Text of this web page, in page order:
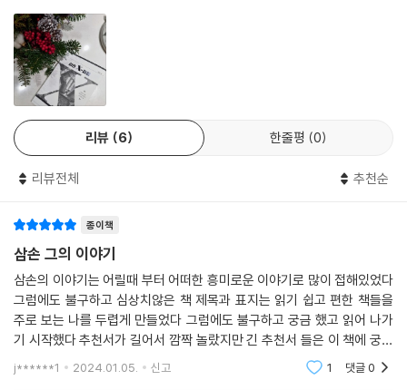
아니라고 말합니다. 오히려 요즘에는 ‘절대 진리’를 찾기보다는 자신의 입
맛에 맞춰서 ‘자신이 원하는 진리’를 만들어 가는 것이 더 인정받는 시대입
니다. 사람들은 이런 모습을 매력적으로 여기고, 이런 모습을 추구하는 사
람을 부러워합니다. 이처럼 우리는 역사적으로 반복되고 있는 또 하나의
사사 시대를 살고 있습니다. ‘절대 진리’가 놀림을 받고 웃음거리가 되는 반
복된 사사 시대를 살고 있습니다. 우리는 이런 시대 상황 속에서 어떻게 살
아야 할까요? 사사 시대를 살았던 사람들의 모습을 통해 우리가 가야 할 길
을 볼 수 있지 않을까요?
사사기 13-16장을 연구하면서 사람들은 크게 두 가지 반응을 보입니다.
첫째, 삼손을 하나님의 구원 계획에 쓰임 받았던 영웅으로 보거나 그리스
도의 예표로 보기도 합니다. 사사기를 읽다 보면 사사 삼손이 하나님께 쓰
임을 받은 것 같기도 합니다. 둘째, 이와 반대로 삼손을 사랑에 끌려다니다
가 마침내 두 눈이 뽑히고 처참하게 죽은 실패한 사람으로 봅니다. 이처럼
삼손에 대한 평가가 극과 극으로 나눠지는 이유는 성공과 실패라는 이분법
적 논리에 따라 판단하려는 시대적인 흐름 때문일 수 있습니다.
한 장점을 가지고 있습니다. 본서는 이와 같은 구속사적인 접근을 통해 오
늘을 사는 성도들의 정체성이 무엇인지를 다시 한번 묵상하게 만듭니다.
저자의 『삼손 X-파일』은 독자들에게 도전이 되는 책이요, 성경의 인물을
연구할 때 어떤 방법이 바른 길인지를 보여 주는 책이기에 적극적으로 일
독을 권합니다.
- 박형용 (합동신학대학원대학교 명예교수)
저자는 설교학 교수입니다. 그는 신학자로서 삼손 이야기를 단순히 성경
학자적인 주해를 통해서 하나님의 이야기로 승화시켰습니다. 이 책을 읽게
하게 되고, 우리를 부르시고 다시 일으켜 세우시며 결국 당신의 뜻을 이루
어 가시는 진정한 역사의 주인공을 만나게 될 것입니다.
- 백신종 (벧엘교회 담임목사, 고엘신학교 총장)
자라나는 우리의 자녀들이 복음 안에서 하나님의 사랑받는 자녀로서 자신
의 정체성을 확립하고 성서적인 세계관을 갖도록 신앙을 교육하고 훈련해
리뷰 6 한줄평 0
리뷰전체 추천순
종이책
삼손 그의 이야기
삼손의 이야기는 어릴때 부터 어떠한 흥미로운 이야기로 많이 접해있었다
그럼에도 불구하고 심상치않은 책 제목과 표지는 읽기 쉽고 편한 책들을
주로 보는 나를 두렵게 만들었다 그럼에도 불구하고 궁금 했고 읽어 나가
기 시작했다 추천서가 길어서 깜짝 놀랐지만 긴 추천서 들은 이 책에 궁금
증을 더 했고 이책을 더 신뢰 하게 만들었다 책은 3가지의 주제로 나뉘어
져 있었고 그안에
j******1 2024.01.05. 신고 1 댓글0